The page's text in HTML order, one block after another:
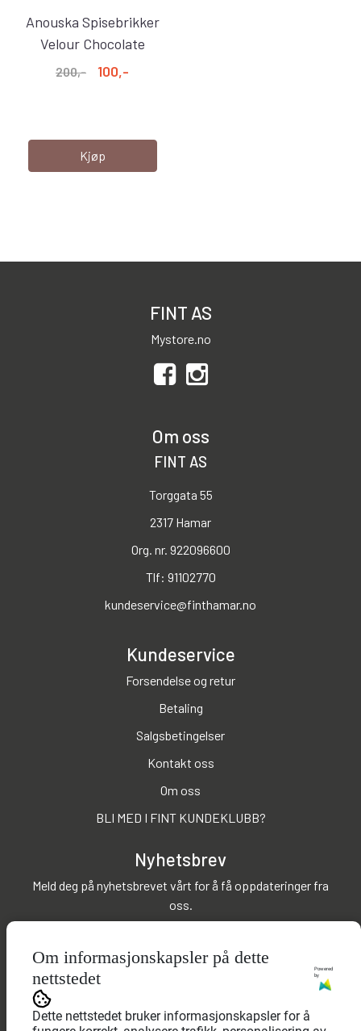
Anouska Spisebrikker
Velour Chocolate
200,- 100,-
Kjøp
FINT AS
Mystore.no
Om oss
FINT AS
Torggata 55
2317 Hamar
Org. nr. 922096600
Tlf: 91102770
kundeservice@finthamar.no
Kundeservice
Forsendelse og retur
Betaling
Salgsbetingelser
Kontakt oss
Om oss
BLI MED I FINT KUNDEKLUBB?
Nyhetsbrev
Meld deg på nyhetsbrevet vårt for å få oppdateringer fra
oss.
Abonner på nyhetsbrev
Om informasjonskapsler på dette
nettstedet
Powered
by
Dette nettstedet bruker informasjonskapsler for å